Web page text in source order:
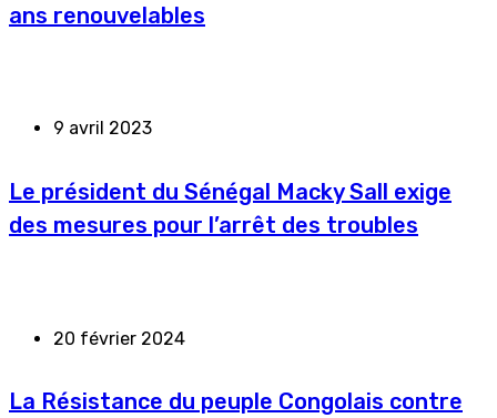
ans renouvelables
9 avril 2023
Le président du Sénégal Macky Sall exige
des mesures pour l’arrêt des troubles
20 février 2024
La Résistance du peuple Congolais contre